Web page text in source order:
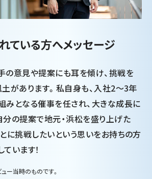
ている方へメッセージ
の意見や提案にも耳を傾け、挑戦を
があります。私自身も、入社2～3年
みとなる催事を任され、大きな成長に
分の提案で地元・浜松を盛り上げた
に挑戦したいという思いをお持ちの方
います！
ー当時のものです。